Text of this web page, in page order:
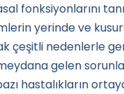
fonksiyonlarını
yerinde ve
çeşitli nedenlerle
gelen
hastalıkların